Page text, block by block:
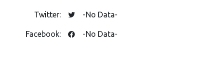
Twitter: -No Data-
Facebook: -No Data-